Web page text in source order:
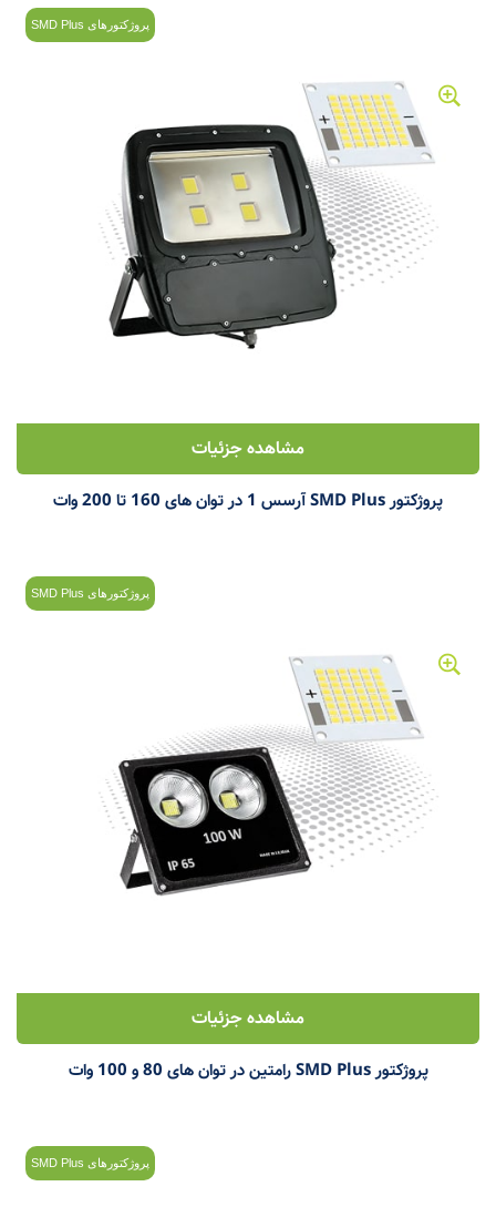
پروژکتورهای SMD Plus
مشاهده جزئیات
پروژکتور SMD Plus آرسس 1 در توان های 160 تا 200 وات
پروژکتورهای SMD Plus
مشاهده جزئیات
پروژکتور SMD Plus رامتین در توان های 80 و 100 وات
پروژکتورهای SMD Plus